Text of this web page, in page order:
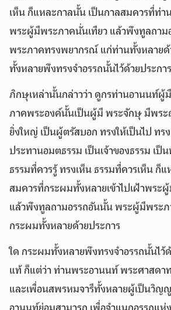
เห็น ก็แหละกาลนั้น เป็นกาลสมควรที่ท่าน
พระผู้มีพระภาคนั่นเทียว แล้วพึงทูลถา
พระภาคทรงพยากรณ์ แก่ท่านทั้งหลายด้
ทั้งหลายพึงทรงจำอรรถนั้นไว้ด้วยประกา
ภิกษุเหล่านั้นกล่าวว่า ดูกรท่านอานนท์ผู้
ภาคพระองค์นั้นเป็นผู้มี พระจักษุ มีพร
ยิ่งใหญ่ เป็นผู้ตรัสบอก ทรงให้เป็นไป ทร
ประทานอมตธรรม เป็นเจ้าของธรรม เป็
ธรรมที่ควรรู้ ทรงเห็น ธรรมที่ควรเห็น ก็
สมควรที่กระผมทั้งหลายเข้าไปเฝ้าพระ
แล้วพึงทูลถามอรรถอันนั้น พระผู้มีพระ
กระผมทั้งหลายด้วยประการ
ใด กระผมทั้งหลายพึงทรงจำอรรถนั้นไว้
แท้ ก็แต่ว่า ท่านพระอานนท์ พระศาสดา
และเพื่อนสพรหมจารีทั้งหลายผู้เป็นวิญ